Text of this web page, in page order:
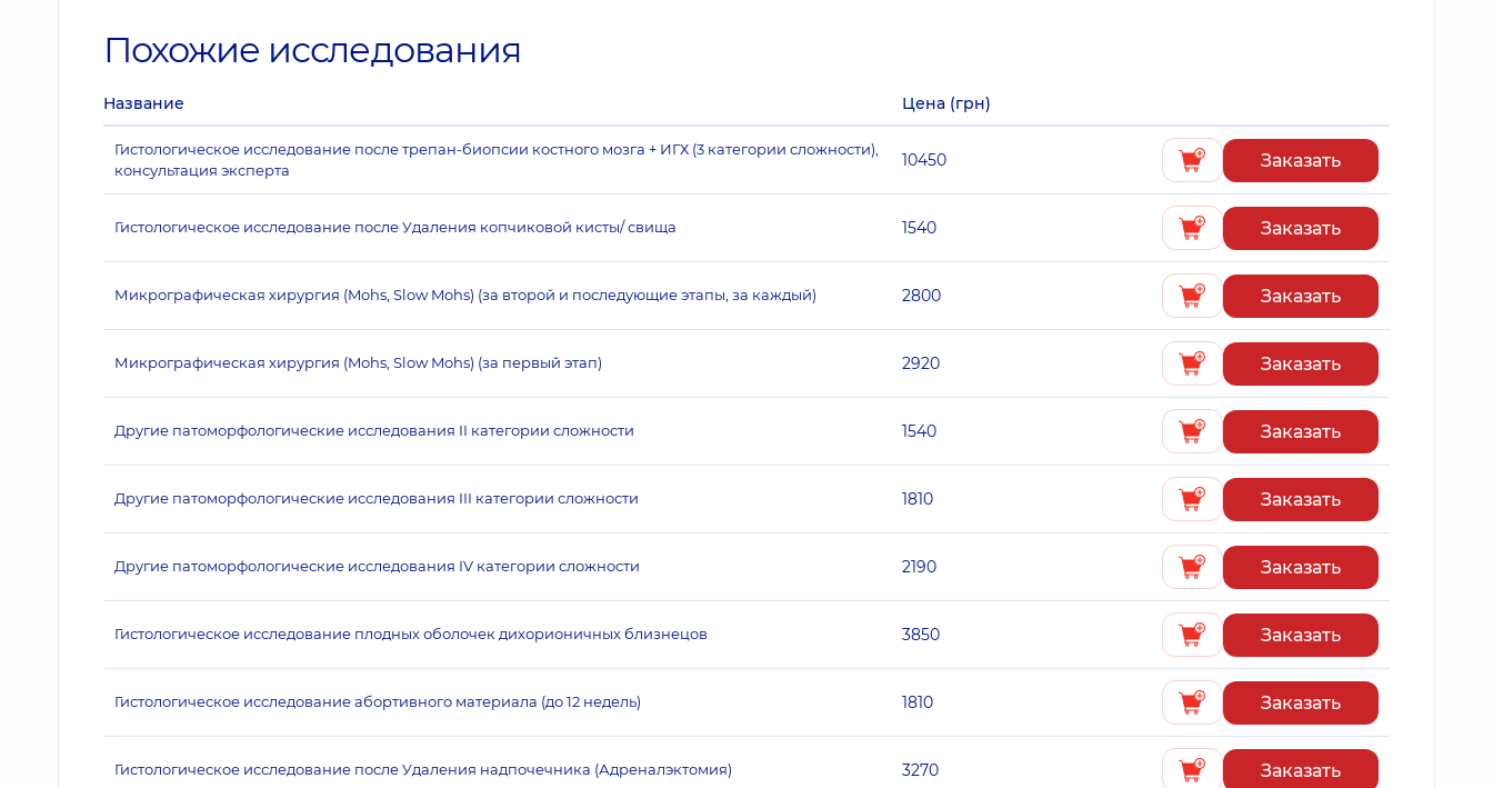
Похожие исследования
Название Цена (грн)
Гистологическое исследование после трепан-биопсии костного мозга + ИГХ (3 категории сложности),
консультация эксперта
10450 Заказать
Гистологическое исследование после Удаления копчиковой кисты/ свища 1540 Заказать
Микрографическая хирургия (Mohs, Slow Mohs) (за второй и последующие этапы, за каждый) 2800 Заказать
Микрографическая хирургия (Mohs, Slow Mohs) (за первый этап) 2920 Заказать
Другие патоморфологические исследования II категории сложности 1540 Заказать
Другие патоморфологические исследования III категории сложности 1810 Заказать
Другие патоморфологические исследования IV категории сложности 2190 Заказать
Гистологическое исследование плодных оболочек дихорионичных близнецов 3850 Заказать
Гистологическое исследование абортивного материала (до 12 недель) 1810 Заказать
Гистологическое исследование после Удаления надпочечника (Адреналэктомия) 3270 Заказать